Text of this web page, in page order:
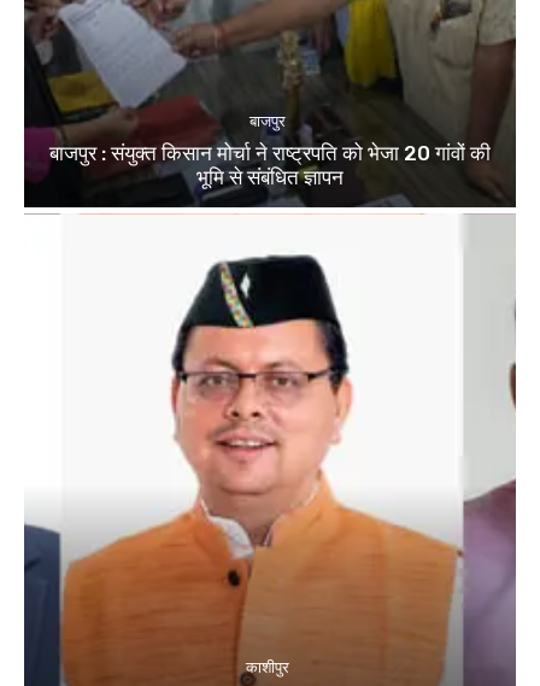
बाजपुर
बाजपुर : संयुक्त किसान मोर्चा ने राष्ट्रपति को भेजा 20 गांवों की
भूमि से संबंधित ज्ञापन
काशीपुर